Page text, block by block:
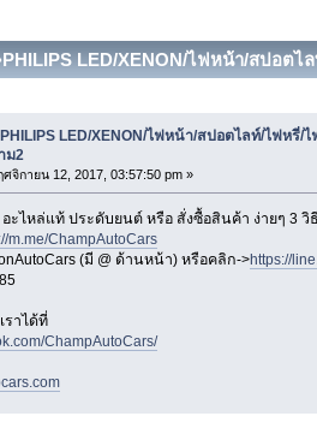
LED/XENON/ไฟหน้า/สปอตไ
LED/XENON/ไฟหน้า/สปอตไลท์/ไฟหรี่/ไ
ม2
ศจิกายน 12, 2017, 03:57:50 pm »
ะไหล่แท้ ประดับยนต์ หรือ สั่งซื้อสินค้า ง่ายๆ 3 วิธี
m.me/ChampAutoCars
(มี @ ด้านหน้า) หรือคลิก->https://
ราได้ที่
ChampAutoCars/